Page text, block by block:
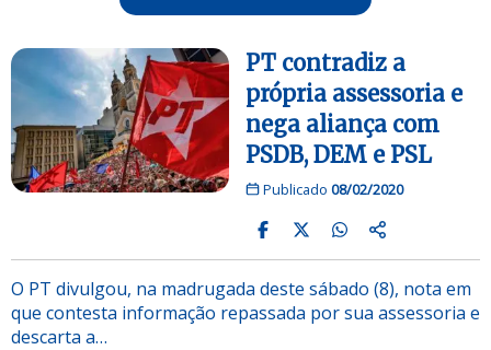
PT contradiz a
própria assessoria e
nega aliança com
PSDB, DEM e PSL
Publicado 08/02/2020
O PT divulgou, na madrugada deste sábado (8), nota em
que contesta informação repassada por sua assessoria e
descarta a…